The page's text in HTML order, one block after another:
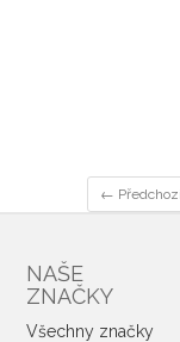
←
NAŠE
ZNAČKY
Všechny značky